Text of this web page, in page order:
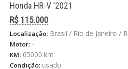
Honda HR-V '2021
R$ 115.000
Localização: Brasil / Rio de Janeiro /
Motor: -
KM: 65000 km
Condição: usado